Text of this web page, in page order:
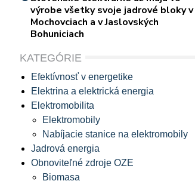
výrobe všetky svoje jadrové bloky v
Mochovciach a v Jaslovských
Bohuniciach
KATEGÓRIE
Efektívnosť v energetike
Elektrina a elektrická energia
Elektromobilita
Elektromobily
Nabíjacie stanice na elektromobily
Jadrová energia
Obnoviteľné zdroje OZE
Biomasa